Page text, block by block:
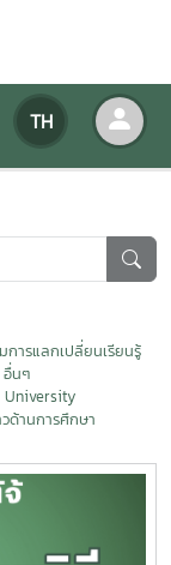
TH
การแลกเปลี่ยนเรียนรู้
อื่นๆ
University
ด้านการศึกษา